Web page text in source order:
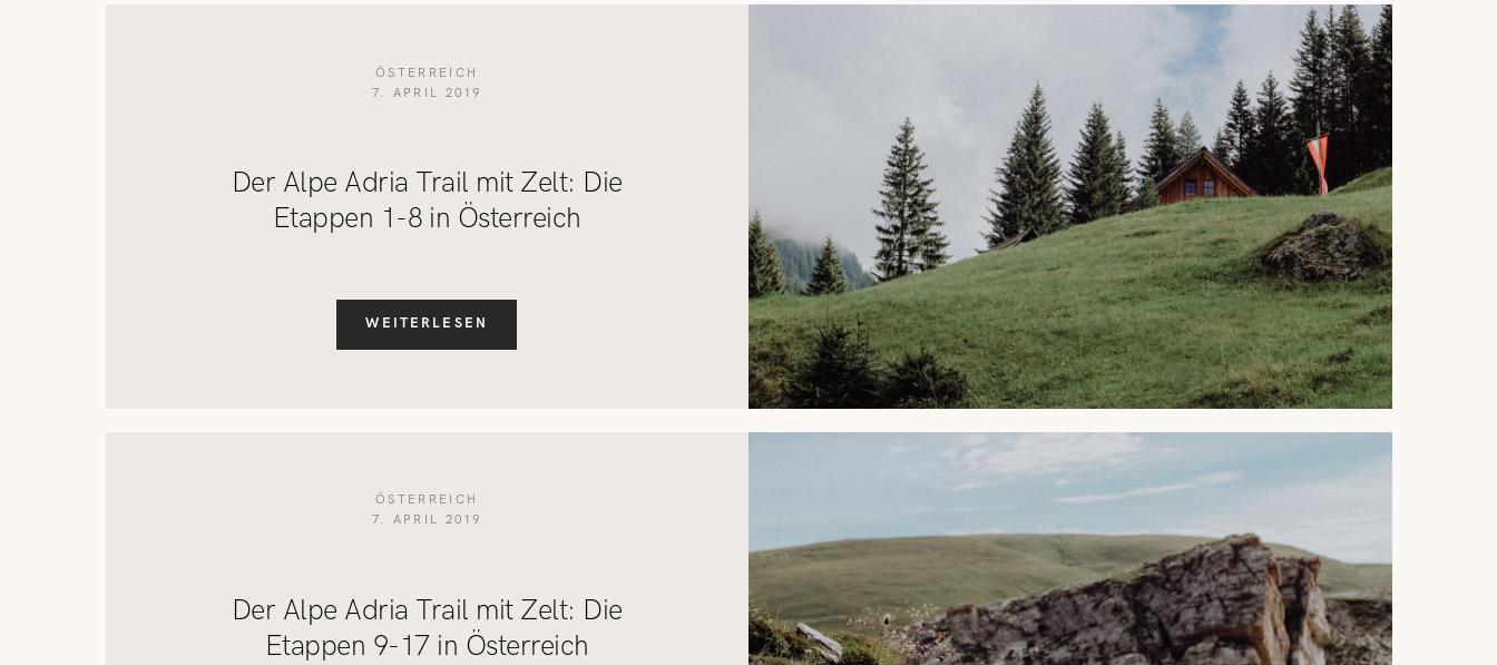
ÖSTERREICH
7. APRIL 2019
Der Alpe Adria Trail mit Zelt: Die
Etappen 1-8 in Österreich
WEITERLESEN
ÖSTERREICH
7. APRIL 2019
Der Alpe Adria Trail mit Zelt: Die
Etappen 9-17 in Österreich